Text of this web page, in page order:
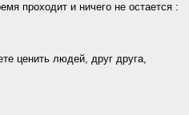
проходит и ничего не остается :
ценить людей, друг друга,